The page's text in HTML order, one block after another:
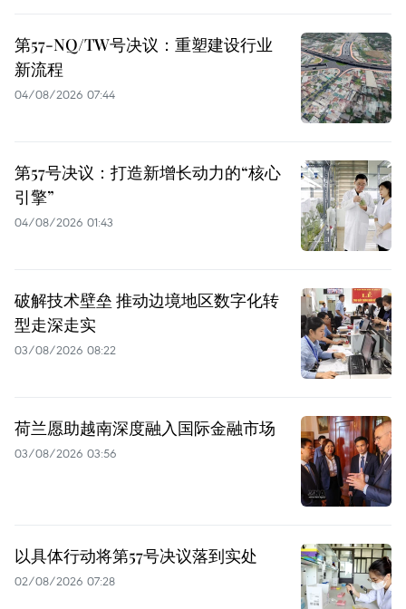
第57-NQ/TW号决议：重塑建设行业
新流程
04/08/2026 07:44
第57号决议：打造新增长动力的“核心
引擎”
04/08/2026 01:43
破解技术壁垒 推动边境地区数字化转
型走深走实
03/08/2026 08:22
荷兰愿助越南深度融入国际金融市场
03/08/2026 03:56
以具体行动将第57号决议落到实处
02/08/2026 07:28